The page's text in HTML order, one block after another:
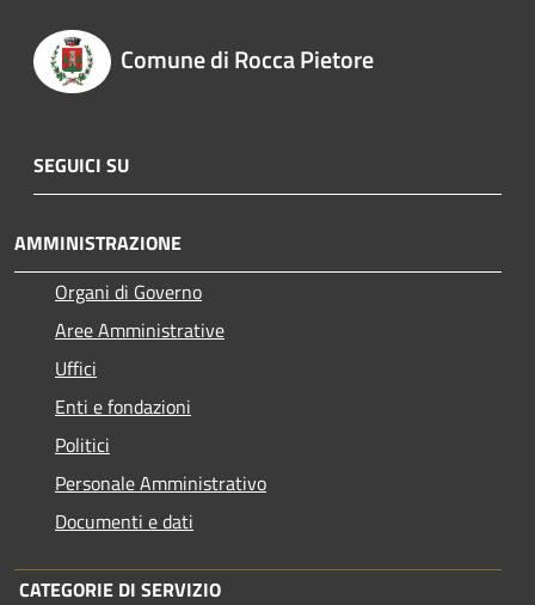
Comune di Rocca Pietore
SEGUICI SU
AMMINISTRAZIONE
Organi di Governo
Aree Amministrative
Uffici
Enti e fondazioni
Politici
Personale Amministrativo
Documenti e dati
CATEGORIE DI SERVIZIO